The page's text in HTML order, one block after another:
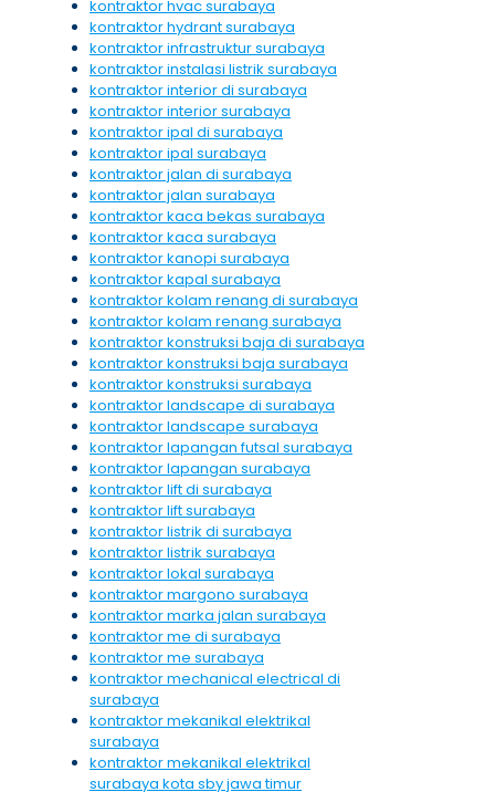
kontraktor hvac surabaya
kontraktor hydrant surabaya
kontraktor infrastruktur surabaya
kontraktor instalasi listrik surabaya
kontraktor interior di surabaya
kontraktor interior surabaya
kontraktor ipal di surabaya
kontraktor ipal surabaya
kontraktor jalan di surabaya
kontraktor jalan surabaya
kontraktor kaca bekas surabaya
kontraktor kaca surabaya
kontraktor kanopi surabaya
kontraktor kapal surabaya
kontraktor kolam renang di surabaya
kontraktor kolam renang surabaya
kontraktor konstruksi baja di surabaya
kontraktor konstruksi baja surabaya
kontraktor konstruksi surabaya
kontraktor landscape di surabaya
kontraktor landscape surabaya
kontraktor lapangan futsal surabaya
kontraktor lapangan surabaya
kontraktor lift di surabaya
kontraktor lift surabaya
kontraktor listrik di surabaya
kontraktor listrik surabaya
kontraktor lokal surabaya
kontraktor margono surabaya
kontraktor marka jalan surabaya
kontraktor me di surabaya
kontraktor me surabaya
kontraktor mechanical electrical di
surabaya
kontraktor mekanikal elektrikal
surabaya
kontraktor mekanikal elektrikal
surabaya kota sby jawa timur